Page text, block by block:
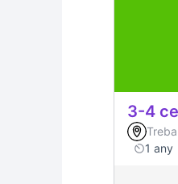
3-4
1 any